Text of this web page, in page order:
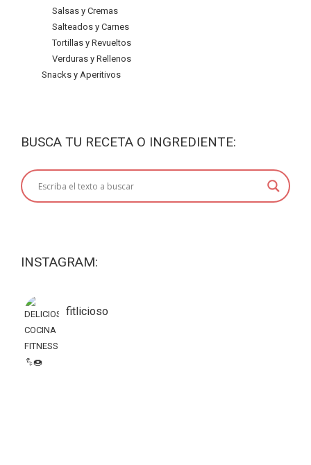
Salsas y Cremas
Salteados y Carnes
Tortillas y Revueltos
Verduras y Rellenos
Snacks y Aperitivos
BUSCA TU RECETA O INGREDIENTE:
INSTAGRAM:
fitlicioso